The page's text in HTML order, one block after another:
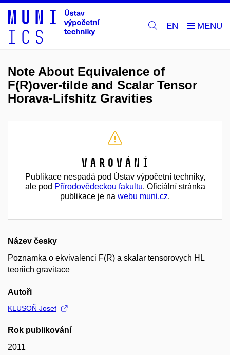
EN
Note About Equivalence of
F(R)over-tilde and Scalar Tensor
Horava-Lifshitz Gravities
Varování
Publikace nespadá pod Ústav výpočetní techniky,
ale pod Přírodovědeckou fakultu. Oficiální stránka
publikace je na webu muni.cz.
Název česky
Poznamka o ekvivalenci F(R) a skalar tensorovych HL
teoriich gravitace
Autoři
KLUSOŇ Josef
Rok publikování
2011